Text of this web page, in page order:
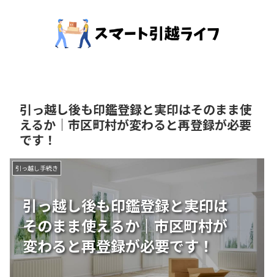
引っ越し後も印鑑登録と実印はそのまま使
えるか｜市区町村が変わると再登録が必要
です！
引っ越し後も印鑑登録と実印は
そのまま使えるか｜市区町村が
変わると再登録が必要です！
引っ越し手続き